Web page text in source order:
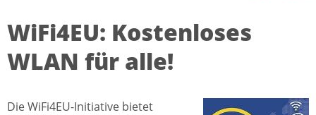
WiFi4EU: Kostenloses
WLAN für alle!
Die WiFi4EU-Initiative bietet